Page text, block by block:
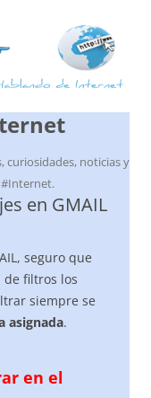
curiosidades, noticias y
#Internet.
en GMAIL
seguro que
de filtros los
siempre se
asignada.
en el